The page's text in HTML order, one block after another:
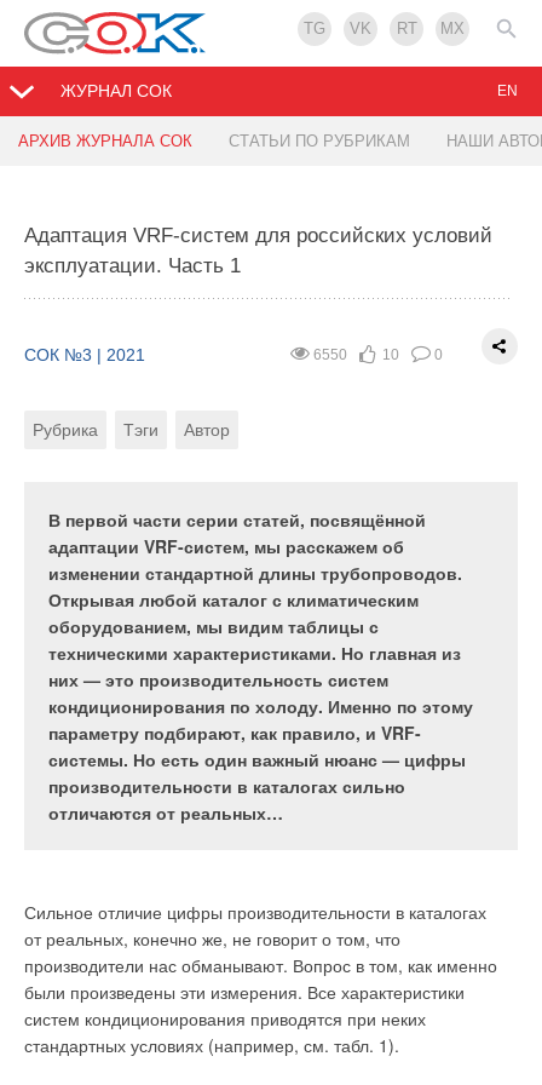
TG VK RT MX
ЖУРНАЛ СОК
АРХИВ ЖУРНАЛА СОК СТАТЬИ ПО РУБРИКАМ НАШИ
EN
Адаптация VRF-систем для российских условий
эксплуатации. Часть 1
6550 10 0
СОК №3 | 2021
Рубрика Тэги Автор
В первой части серии статей, посвящённой
адаптации VRF-систем, мы расскажем об
изменении стандартной длины трубопроводов.
Открывая любой каталог с климатическим
оборудованием, мы видим таблицы с
техническими характеристиками. Но главная из
них — это производительность систем
кондиционирования по холоду. Именно по этому
параметру подбирают, как правило, и VRF-
системы. Но есть один важный нюанс — цифры
производительности в каталогах сильно
отличаются от реальных…
Сильное отличие цифры производительности в каталогах
от реальных, конечно же, не говорит о том, что
производители нас обманывают. Вопрос в том, как именно
были произведены эти измерения. Все характеристики
систем кондиционирования приводятся при неких
стандартных условиях (например, см. табл. 1).
СОК №3 | 2021
Рубрика Тэги
В статье рассматривается схема
арены с многоступенчатым смешиванием
наружного и рециркуляционного воздуха,
удаляемого из верхней и нижней частей
обслуживаемой зоны помещения. Такая система
позволяет добиться снижения энергозатрат на
кондиционирование воздуха в холодный период
года.
Введение
СОК №3 | 2021
Рубрика Автор
Сегодня большинство экспертов обеспокоено
документ подписали в 195 странах, но многие ли
государства принимают достаточные меры?
Россия ратифицировала соглашение лишь в сентябре 2019
года. В то же время в нашей стране угроза становится
очевидной: в первом квартале 2020 года был установлен
пятилетний рекорд по уровню загрязнения воздуха [1]. Ещё
два года назад Росгидромет проверил качество воздуха в 246
городах, в 219 из них отметил превышение санитарно-
гигиенических нормативов [2]. Выбросы CO
и сопутствующее глобальное потепление наносят удар и по
финансовый ущерб РФ составит 8,5% от ВВП [3]. Что
способно поменять ситуацию?
Путь к выполнению протоколов — эффективное
использование ресурсов
Изменения климата — это реальная угроза. Совсем недавно